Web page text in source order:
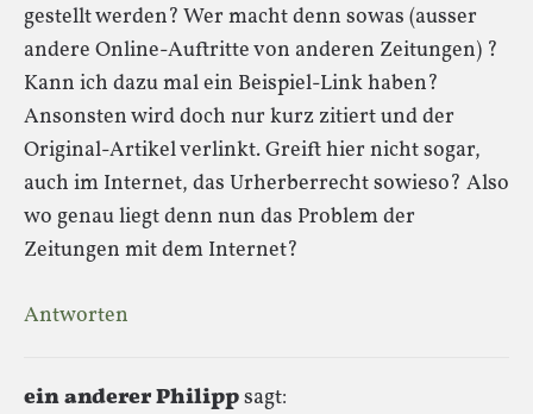
gestellt werden? Wer macht denn sowas (ausser
andere Online-Auftritte von anderen Zeitungen) ?
Kann ich dazu mal ein Beispiel-Link haben?
Ansonsten wird doch nur kurz zitiert und der
Original-Artikel verlinkt. Greift hier nicht sogar,
auch im Internet, das Urherberrecht sowieso? Also
wo genau liegt denn nun das Problem der
Zeitungen mit dem Internet?
Antworten
ein anderer Philippsagt: